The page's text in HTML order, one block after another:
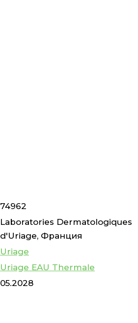
74962
Laboratories Dermatologiques
d'Uriage, Франция
Uriage
Uriage EAU Thermale
05.2028